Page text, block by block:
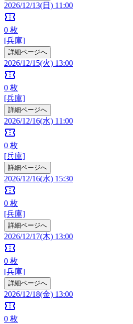
2026/12/13(日) 11:00
confirmation_number
0 枚
[兵庫]
詳細ページへ
2026/12/15(火) 13:00
confirmation_number
0 枚
[兵庫]
詳細ページへ
2026/12/16(水) 11:00
confirmation_number
0 枚
[兵庫]
詳細ページへ
2026/12/16(水) 15:30
confirmation_number
0 枚
[兵庫]
詳細ページへ
2026/12/17(木) 13:00
confirmation_number
0 枚
[兵庫]
詳細ページへ
2026/12/18(金) 13:00
confirmation_number
0 枚